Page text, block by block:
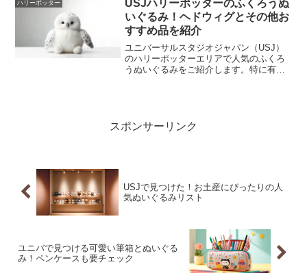
のぬいぐるみの魅力...
ハリーポッター
USJハリーポッターのふくろうぬ
いぐるみ！ヘドウィグとその他お
すすめ品を紹介
ユニバーサルスタジオジャパン（USJ）
のハリーポッターエリアで人気のふくろ
うぬいぐるみをご紹介します。特に有名
スポンサーリンク
USJで見つけた！お土産にぴったりの人
気ぬいぐるみリスト
ユニバで見つける可愛い筆箱とぬいぐる
み！ペンケースも要チェック